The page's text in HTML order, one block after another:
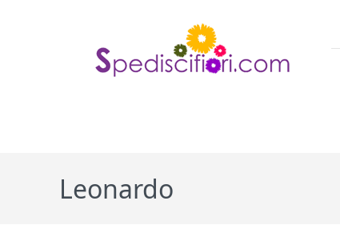
Leonardo